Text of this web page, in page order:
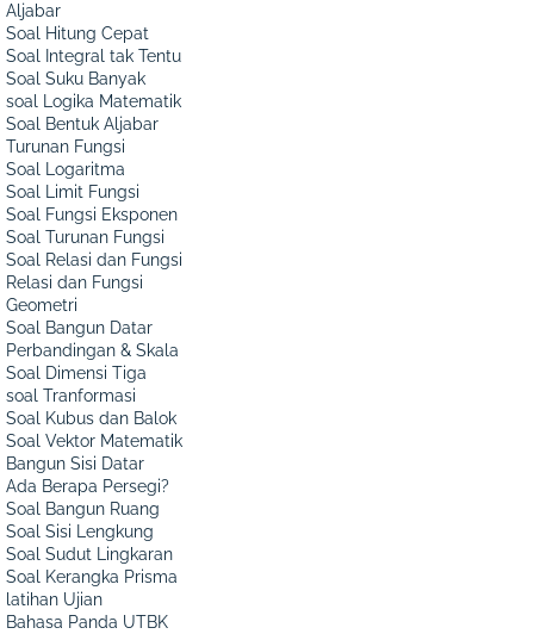
Aljabar
Soal Hitung Cepat
Soal Integral tak Tentu
Soal Suku Banyak
soal Logika Matematik
Soal Bentuk Aljabar
Turunan Fungsi
Soal Logaritma
Soal Limit Fungsi
Soal Fungsi Eksponen
Soal Turunan Fungsi
Soal Relasi dan Fungsi
Relasi dan Fungsi
Geometri
Soal Bangun Datar
Perbandingan & Skala
Soal Dimensi Tiga
soal Tranformasi
Soal Kubus dan Balok
Soal Vektor Matematik
Bangun Sisi Datar
Ada Berapa Persegi?
Soal Bangun Ruang
Soal Sisi Lengkung
Soal Sudut Lingkaran
Soal Kerangka Prisma
latihan Ujian
Bahasa Panda UTBK